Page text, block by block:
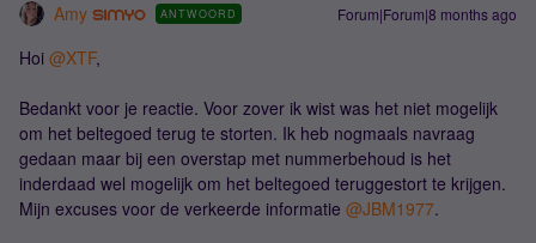
Amy ANTWOORD Forum|Forum|8 months ago
Hoi ​ @XTF,
Bedankt voor je reactie. Voor zover ik wist was het niet mogelijk
om het beltegoed terug te storten. Ik heb nogmaals navraag
gedaan maar bij een overstap met nummerbehoud is het
inderdaad wel mogelijk om het beltegoed teruggestort te krijgen.
Mijn excuses voor de verkeerde informatie ​ @JBM1977.